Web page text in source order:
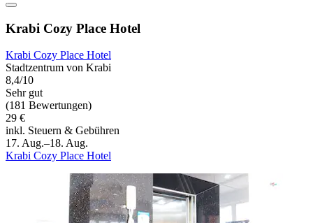
Krabi Cozy Place Hotel
Krabi Cozy Place Hotel
Stadtzentrum von Krabi
8,4/10
Sehr gut
(181 Bewertungen)
29 €
inkl. Steuern & Gebühren
17. Aug.–18. Aug.
Krabi Cozy Place Hotel